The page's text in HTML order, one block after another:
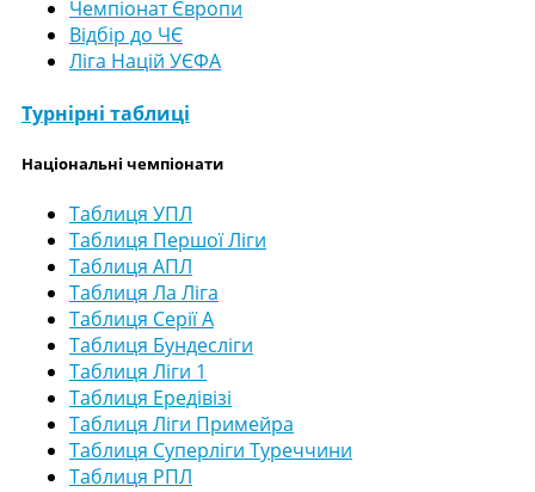
Чемпіонат Європи
Відбір до ЧЄ
Ліга Націй УЄФА
Турнірні таблиці
Національні чемпіонати
Таблиця УПЛ
Таблиця Першої Ліги
Таблиця АПЛ
Таблиця Ла Ліга
Таблиця Серії А
Таблиця Бундесліги
Таблиця Ліги 1
Таблиця Ередівізі
Таблиця Ліги Примейра
Таблиця Суперліги Туреччини
Таблиця РПЛ